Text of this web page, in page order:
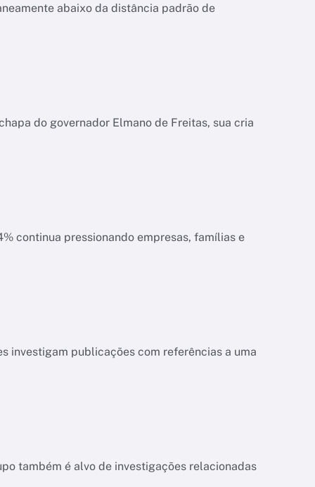
abaixo da distância padrão de
do governador Elmano de Freitas, sua cria
e
investigam publicações com referências a uma
também é alvo de investigações relacionadas